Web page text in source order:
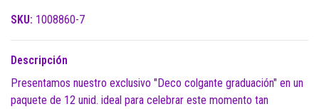
SKU: 1008860-7
Descripción
Presentamos nuestro exclusivo "Deco colgante graduación" en un
paquete de 12 unid. ideal para celebrar este momento tan